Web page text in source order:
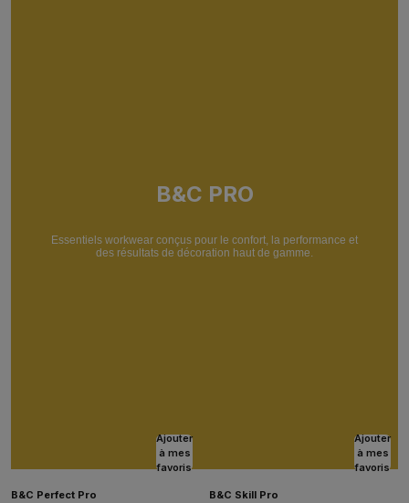
B&C PRO
Essentiels workwear conçus pour le confort, la performance et
des résultats de décoration haut de gamme.
Ajouter
à mes
favoris
B&C Perfect Pro
Ajouter
à mes
favoris
B&C Skill Pro